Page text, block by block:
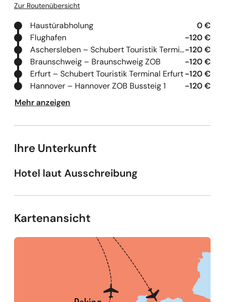
Zur Routenübersicht
Haustürabholung
0 €
Flughafen
-120 €
Aschersleben – Schubert Touristik Terminal Aschersleben-120 €
Braunschweig – Braunschweig ZOB
-120 €
Erfurt – Schubert Touristik Terminal Erfurt-120 €
Hannover – Hannover ZOB Bussteig 1
-120 €
Mehr anzeigen
Ihre Unterkunft
Hotel laut Ausschreibung
Kartenansicht